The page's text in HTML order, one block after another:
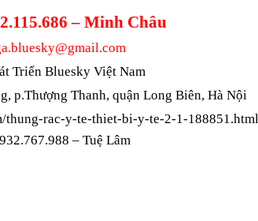
– Minh Châu
Triển Bluesky Việt Nam
p.Thượng Thanh, quận Long Biên, Hà Nội
thung-rac-y-te-thiet-bi-y-te-2-1-188851.html
– Tuệ Lâm